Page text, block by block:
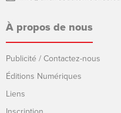
À propos de nous
Publicité / Contactez-nous
Éditions Numériques
Liens